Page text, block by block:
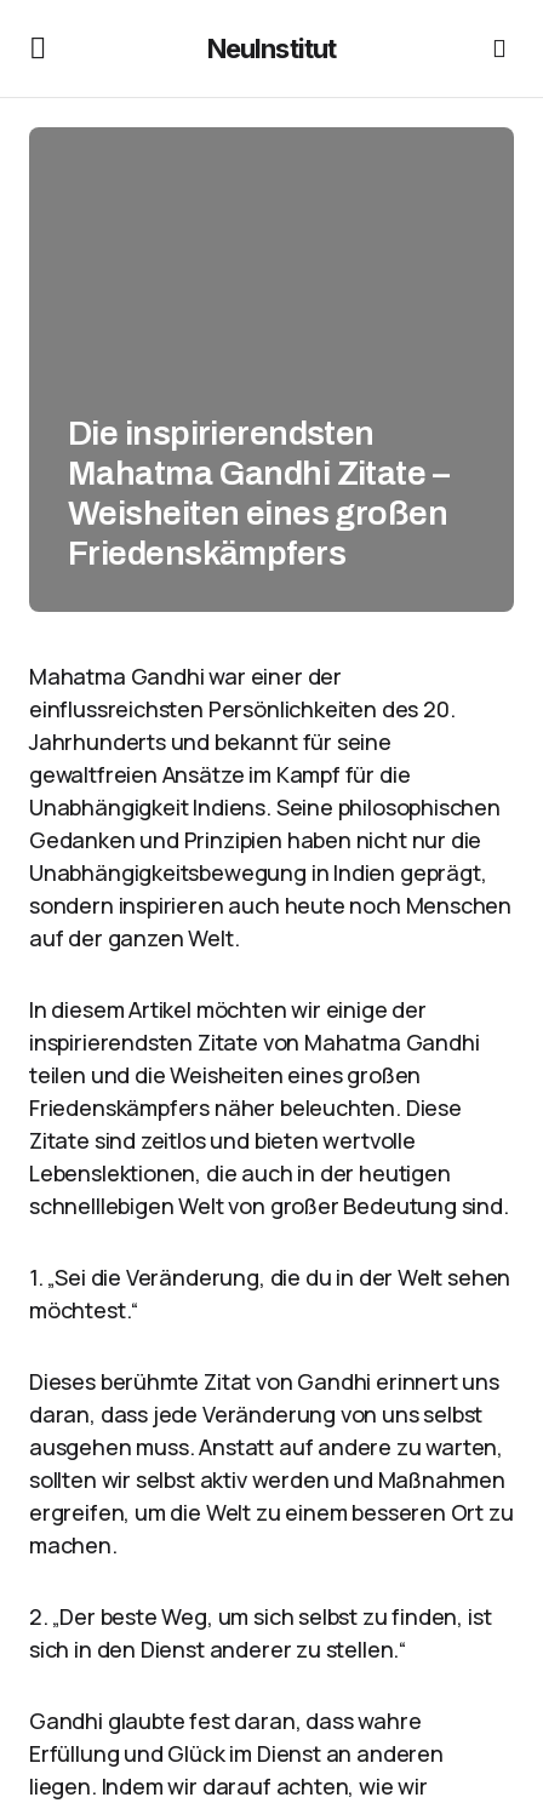
NeuInstitut
Die inspirierendsten
Mahatma Gandhi Zitate –
Weisheiten eines großen
Friedenskämpfers
Mahatma Gandhi war einer der
einflussreichsten Persönlichkeiten des 20.
Jahrhunderts und bekannt für seine
gewaltfreien Ansätze im Kampf für die
Unabhängigkeit Indiens. Seine philosophischen
Gedanken und Prinzipien haben nicht nur die
Unabhängigkeitsbewegung in Indien geprägt,
sondern inspirieren auch heute noch Menschen
auf der ganzen Welt.
In diesem Artikel möchten wir einige der
inspirierendsten Zitate von Mahatma Gandhi
teilen und die Weisheiten eines großen
Friedenskämpfers näher beleuchten. Diese
Zitate sind zeitlos und bieten wertvolle
Lebenslektionen, die auch in der heutigen
schnelllebigen Welt von großer Bedeutung sind.
1. „Sei die Veränderung, die du in der Welt sehen
möchtest.“
Dieses berühmte Zitat von Gandhi erinnert uns
daran, dass jede Veränderung von uns selbst
ausgehen muss. Anstatt auf andere zu warten,
sollten wir selbst aktiv werden und Maßnahmen
ergreifen, um die Welt zu einem besseren Ort zu
machen.
2. „Der beste Weg, um sich selbst zu finden, ist
sich in den Dienst anderer zu stellen.“
Gandhi glaubte fest daran, dass wahre
Erfüllung und Glück im Dienst an anderen
liegen. Indem wir darauf achten, wie wir